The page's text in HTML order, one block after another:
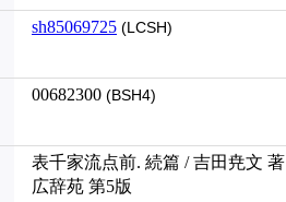
sh85069725 (LCSH)
00682300 (BSH4)
表千家流点前. 続篇 / 吉田尭文 著
広辞苑 第5版